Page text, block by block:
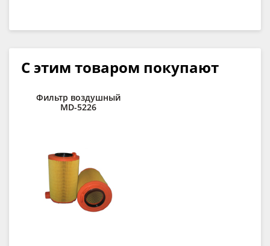
С этим товаром покупают
Фильтр воздушный
MD-5226